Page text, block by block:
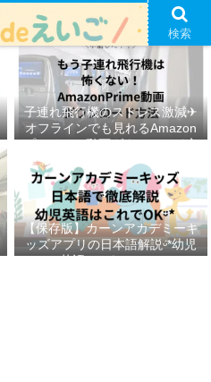
子連れ飛行機のストレス激減✈︎
オフラインでも見れるAmazon
プライムの動画ダウンロード方
【保存版】カーンアカデミーキ
ッズアプリの日本語解説ᵕ̈*幼児
英語はこれでOKᵕ̈*
検索